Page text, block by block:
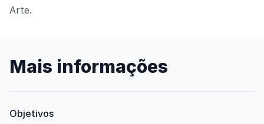
Arte.
Mais informações
Objetivos